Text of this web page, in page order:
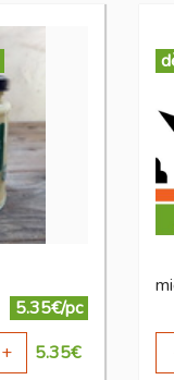
5.35€/pc
+ 5.35€